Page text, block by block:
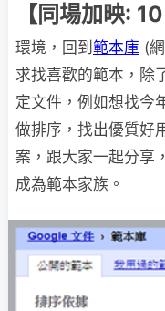
【同場加映:
環境，回到 範本庫 (
求找喜歡的範本，除
定文件，例如想找今
做排序，找出優質好
案，跟大家一起分享
成為範本家族。